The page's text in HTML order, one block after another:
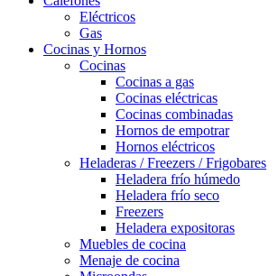
Eléctricos
Gas
Cocinas y Hornos
Cocinas
Cocinas a gas
Cocinas eléctricas
Cocinas combinadas
Hornos de empotrar
Hornos eléctricos
Heladeras / Freezers / Frigobares
Heladera frío húmedo
Heladera frío seco
Freezers
Heladera expositoras
Muebles de cocina
Menaje de cocina